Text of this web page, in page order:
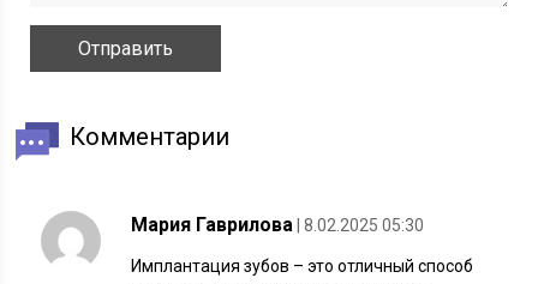
Комментарии
Мария Гаврилова | 8.02.2025 05:30
Имплантация зубов – это отличный способ